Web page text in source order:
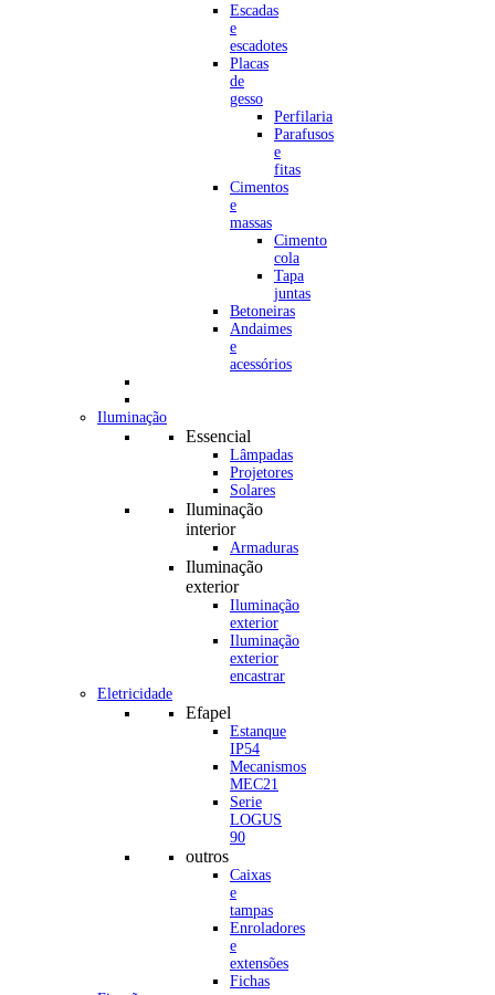
Escadas
e
escadotes
Placas
de
gesso
Perfilaria
Parafusos
e
fitas
Cimentos
e
massas
Cimento
cola
Tapa
juntas
Betoneiras
Andaimes
e
acessórios
Iluminação
Essencial
Lâmpadas
Projetores
Solares
Iluminação
interior
Armaduras
Iluminação
exterior
Iluminação
exterior
Iluminação
exterior
encastrar
Eletricidade
Efapel
Estanque
IP54
Mecanismos
MEC21
Serie
LOGUS
90
outros
Caixas
e
tampas
Enroladores
e
extensões
Fichas